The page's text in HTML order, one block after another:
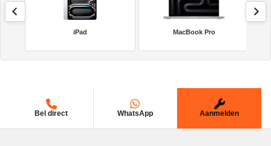
iPad MacBook Pro
Bel direct WhatsApp Aanmelden